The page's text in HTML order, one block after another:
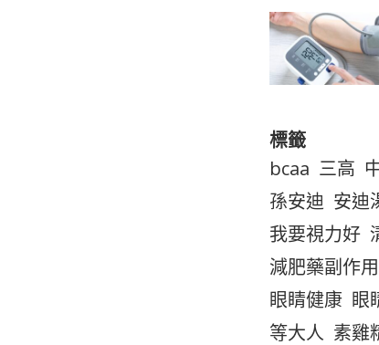
標籤
bcaa 三高
孫安迪 安迪
我要視力好
減肥藥副作用
眼睛健康 眼
等大人 素雞